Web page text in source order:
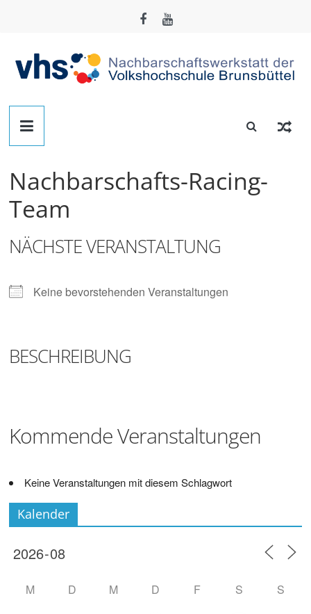
Nachbarschafts-
Werkstatt
Brunsbüttel
Treffpunkt
Tüfteln,
Nachbarschafts-Racing-
Team
NÄCHSTE VERANSTALTUNG
Keine bevorstehenden Veranstaltungen
BESCHREIBUNG
Kommende Veranstaltungen
Keine Veranstaltungen mit diesem Schlagwort
Kalender
M D M D F S S